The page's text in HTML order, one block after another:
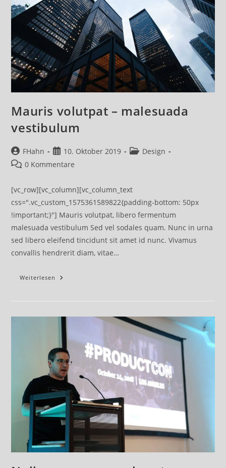
Mauris volutpat – malesuada
vestibulum
Beitrags-
Autor:
FHahn
Beitrag
veröffentlicht:
10. Oktober 2019
Beitrags-
Design
Beitrags-
0 Kommentare
[vc_row][vc_column][vc_column_text
css=".vc_custom_1575361589822{padding-bottom: 50px
!important;}"] Mauris volutpat, libero fermentum
malesuada vestibulum Sed vel sodales quam. Nunc in urna
sed libero eleifend tincidunt sit amet id nunc. Vivamus
convallis hendrerit diam, vitae…
Weiterlesen Mauris